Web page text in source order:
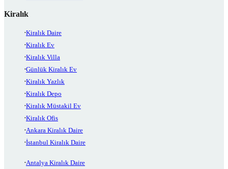
Kiralık
Kiralık Daire
Kiralık Ev
Kiralık Villa
Günlük Kiralık Ev
Kiralık Yazlık
Kiralık Depo
Kiralık Müstakil Ev
Kiralık Ofis
Ankara Kiralık Daire
İstanbul Kiralık Daire
Antalya Kiralık Daire